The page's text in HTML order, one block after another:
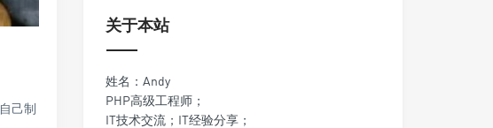
己制
关于本站
姓名：Andy
PHP高级工程师；
IT技术交流；IT经验分享；